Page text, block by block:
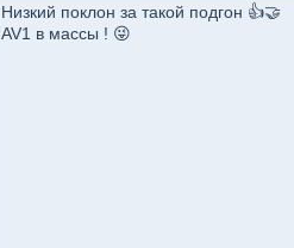
Низкий поклон за такой подгон 👍🤝
AV1 в массы ! 😜